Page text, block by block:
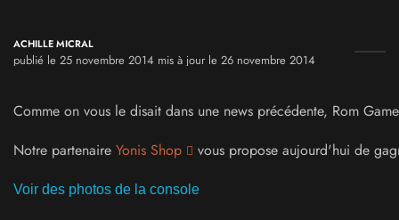
ACHILLE MICRAL
publié le 25 novembre 2014 mis à jour le 26 novembre 2014
Comme on vous le disait dans une news précédente, Rom
Notre partenaire Yonis Shop vous propose aujourd'hui de
Voir des photos de la console